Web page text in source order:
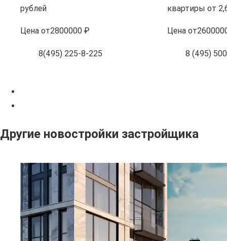
рублей
Цена от2800000 ₽
8(495) 225-8-225
квартиры от
Цена от
8 (495)
Другие новостройки застройщика